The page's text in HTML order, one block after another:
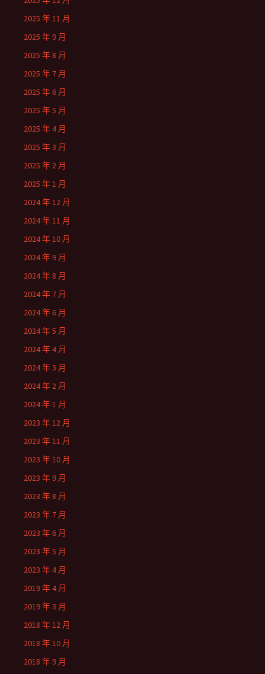
2025 年 11 月
2025 年 9 月
2025 年 8 月
2025 年 7 月
2025 年 6 月
2025 年 5 月
2025 年 4 月
2025 年 3 月
2025 年 2 月
2025 年 1 月
2024 年 12 月
2024 年 11 月
2024 年 10 月
2024 年 9 月
2024 年 8 月
2024 年 7 月
2024 年 6 月
2024 年 5 月
2024 年 4 月
2024 年 3 月
2024 年 2 月
2024 年 1 月
2023 年 12 月
2023 年 11 月
2023 年 10 月
2023 年 9 月
2023 年 8 月
2023 年 7 月
2023 年 6 月
2023 年 5 月
2023 年 4 月
2019 年 4 月
2019 年 3 月
2018 年 12 月
2018 年 10 月
2018 年 9 月